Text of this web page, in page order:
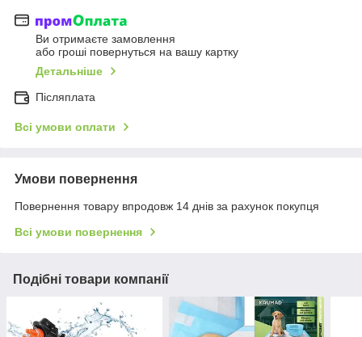
Ви отримаєте замовлення
або гроші повернуться на вашу картку
Детальніше
Післяплата
Всі умови оплати
Умови повернення
Повернення товару впродовж 14 днів за рахунок покупця
Всі умови повернення
Подібні товари компанії